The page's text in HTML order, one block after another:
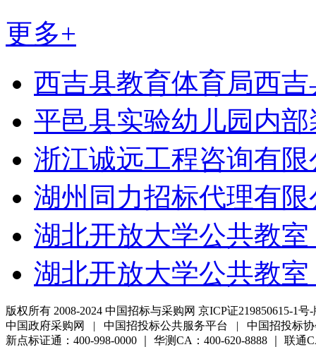
更多+
西吉县教育体育局西吉
平邑县实验幼儿园内
浙江诚远工程咨询有
湖州同力招标代理有
湖北开放大学公共教
湖北开放大学公共教
版权所有 2008-2024 中国招标与采购网 京ICP证219850615-1号
中国政府采购网 | 中国招投标公共服务平台 | 中国招投标
新点标证通：400-998-0000 ｜ 华测CA：400-620-8888 ｜ 联通